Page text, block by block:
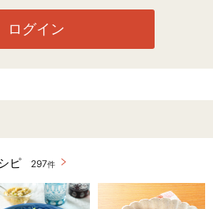
ログイン
ピ 297件